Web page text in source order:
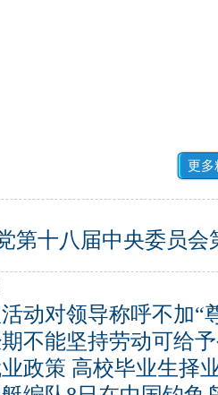
更多
第十八届中央委员会
动对领导称呼不加“
不能坚持劳动可给
政策 高校毕业生择